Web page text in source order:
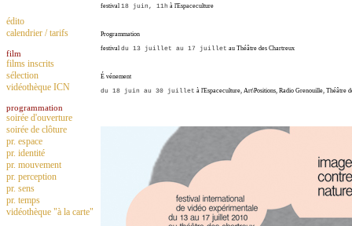
édito
calendrier / tarifs
film
films inscrits
sélection
vidéothèque ICN
programmation
soirée d'ouverture
soirée de clôture
pr. espace
pr. identité
pr. mouvement
pr. perception
pr. sens
pr. temps
vidéothèque "à la carte"
festival 18 juin, 11h à l'Espaceculture
Programmation
festival du 13 juillet au 17 juillet au Théâtre des Chartreux
É vénement
du 18 juin au 30 juillet à l'Espaceculture, Art\Positions, Radio Grenouille, Théâtre